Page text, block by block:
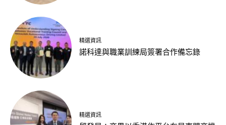
精選資訊
諾科達與職業訓練局簽署合作備忘錄
精選資訊